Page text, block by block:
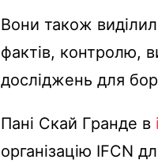
Вони також
фактів, контролю,
досліджень для
Пані Скай Гранде в
організацію IFCN